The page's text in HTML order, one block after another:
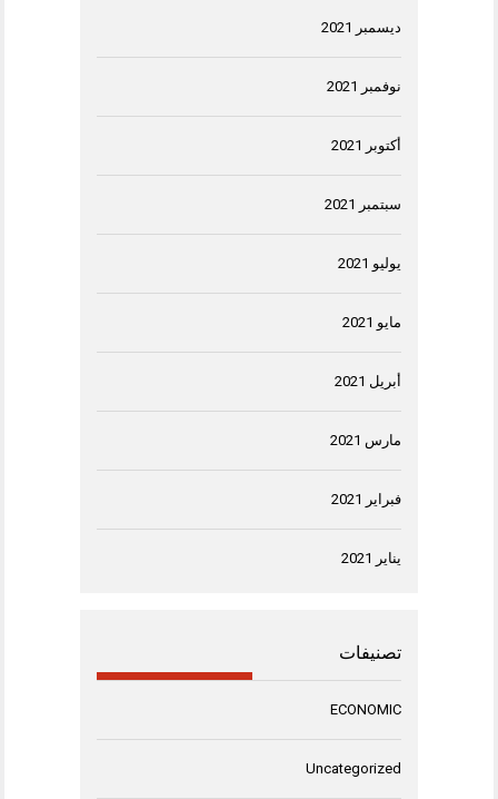
ديسمبر 2021
نوفمبر 2021
أكتوبر 2021
سبتمبر 2021
يوليو 2021
مايو 2021
أبريل 2021
مارس 2021
فبراير 2021
يناير 2021
تصنيفات
ECONOMIC
Uncategorized